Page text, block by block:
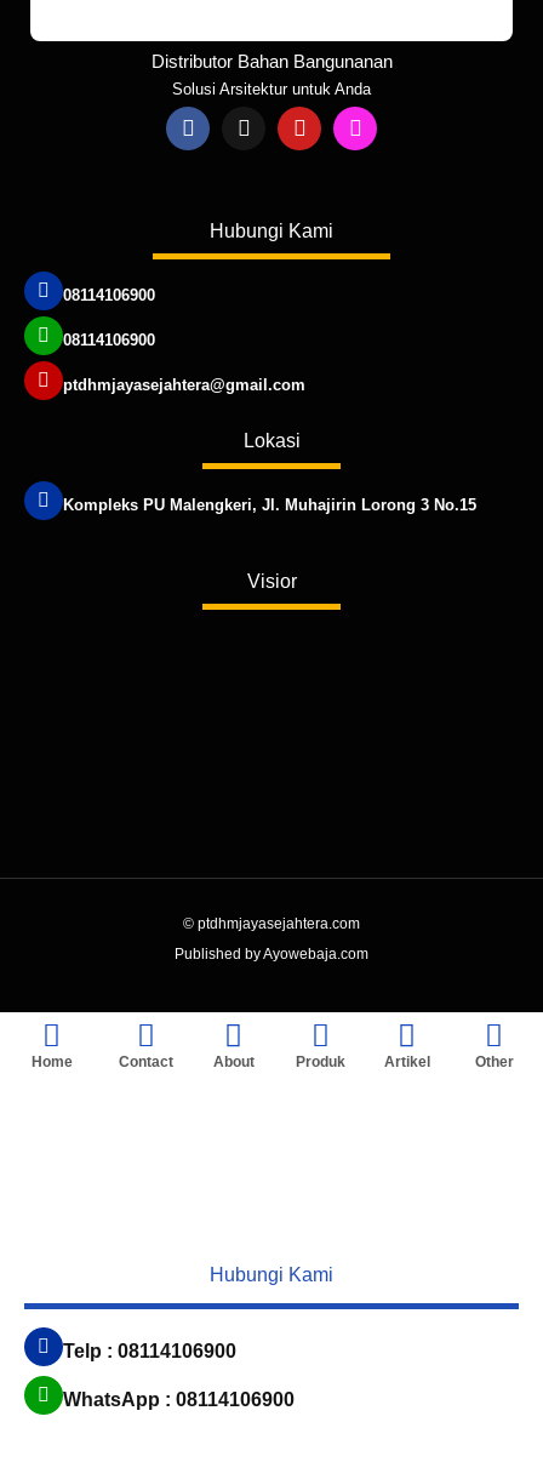
Distributor Bahan Bangunanan
Solusi Arsitektur untuk Anda
Hubungi Kami
08114106900
08114106900
ptdhmjayasejahtera@gmail.com
Lokasi
Kompleks PU Malengkeri, Jl. Muhajirin Lorong 3 No.15
Visior
© ptdhmjayasejahtera.com
Published by Ayowebaja.com
Home Contact About Produk Artikel Other
Hubungi Kami
Telp : 08114106900
WhatsApp : 08114106900